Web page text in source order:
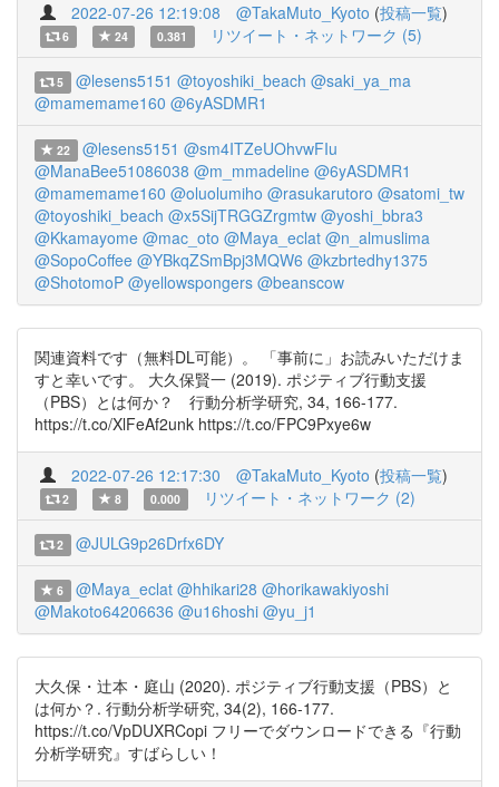
2022-07-26 12:19:08 @TakaMuto_Kyoto (投稿一覧)
6 24 0.381 リツイート・ネットワーク (5)
5 @lesens5151 @toyoshiki_beach @saki_ya_ma
@mamemame160 @6yASDMR1
22 @lesens5151 @sm4ITZeUOhvwFIu
@ManaBee51086038 @m_mmadeline @6yASDMR1
@mamemame160 @oluolumiho @rasukarutoro @satomi_tw
@toyoshiki_beach @x5SijTRGGZrgmtw @yoshi_bbra3
@Kkamayome @mac_oto @Maya_eclat @n_almuslima
@SopoCoffee @YBkqZSmBpj3MQW6 @kzbrtedhy1375
@ShotomoP @yellowspongers @beanscow
関連資料です（無料DL可能）。 「事前に」お読みいただけま
すと幸いです。 大久保賢一 (2019). ポジティブ行動支援
（PBS）とは何か？ 行動分析学研究, 34, 166-177.
https://t.co/XlFeAf2unk https://t.co/FPC9Pxye6w
2022-07-26 12:17:30 @TakaMuto_Kyoto (投稿一覧)
2 8 0.000 リツイート・ネットワーク (2)
2 @JULG9p26Drfx6DY
6 @Maya_eclat @hhikari28 @horikawakiyoshi
@Makoto64206636 @u16hoshi @yu_j1
大久保・辻本・庭山 (2020). ポジティブ行動支援（PBS）と
は何か？. 行動分析学研究, 34(2), 166-177.
https://t.co/VpDUXRCopi フリーでダウンロードできる『行動
分析学研究』すばらしい！